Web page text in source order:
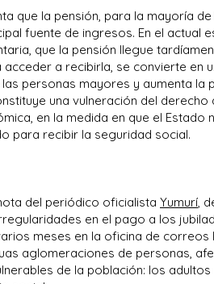
que la pensión, para la mayoría
fuente de ingresos. En el actual
que la pensión llegue
a recibirla, se convierte en
personas mayores y aumenta la
una vulneración del derecho
en la medida en que el Estado
para recibir la seguridad social.
del periódico oficialista Yumurí,
en el pago a los
meses en la oficina de correos
aglomeraciones de personas,
de la población: los